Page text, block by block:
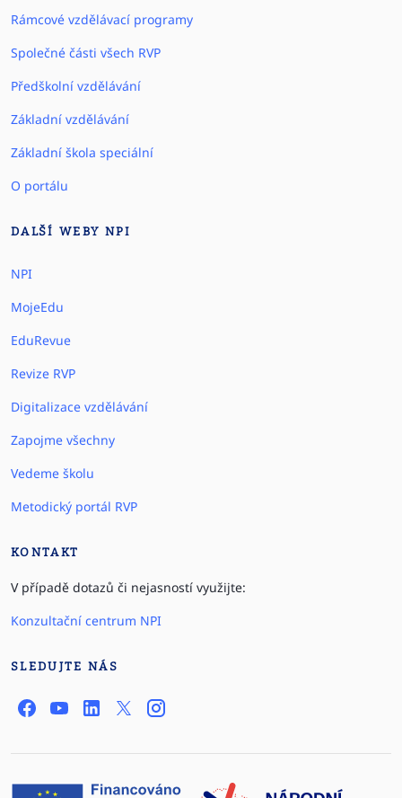
Rámcové vzdělávací programy
Společné části všech RVP
Předškolní vzdělávání
Základní vzdělávání
Základní škola speciální
O portálu
DALŠÍ WEBY NPI
NPI
MojeEdu
EduRevue
Revize RVP
Digitalizace vzdělávání
Zapojme všechny
Vedeme školu
Metodický portál RVP
KONTAKT
V případě dotazů či nejasností využijte:
Konzultační centrum NPI
SLEDUJTE NÁS